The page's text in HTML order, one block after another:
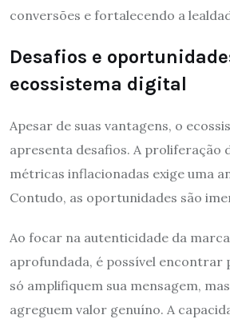
conversões e fortalecendo a
Desafios e
ecossistema digital
Apesar de suas vantagens, o
apresenta desafios. A proliferação
métricas inflacionadas exige uma
Contudo, as oportunidades são
Ao focar na autenticidade da
aprofundada, é possível encontrar
só amplifiquem sua mensagem,
agreguem valor genuíno. A